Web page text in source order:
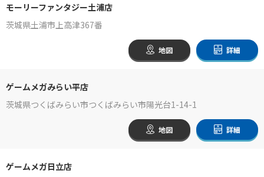
モーリーファンタジー土浦店
茨城県土浦市上高津367番
地図 詳細
ゲームメガみらい平店
茨城県つくばみらい市つくばみらい市陽光台1-14-1
地図 詳細
ゲームメガ日立店